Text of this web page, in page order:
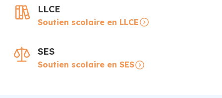
LLCE
Soutien scolaire en LLCE
SES
Soutien scolaire en SES